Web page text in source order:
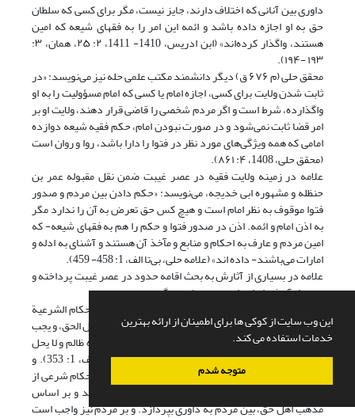
این وب سایت از کوکی ها برای اطمینان از ارائه بهترین
خدمات استفاده می کند.
متوجه شدم
داوری بین آنانی که اختلاف دارند، جایز نیست، مگر برای کسی که سلطان
حق به او اجازه داده باشد و ائمه این امر را به فقهای شیعه که امین
هستند، واگذار کرده‌اند» (ابن ادریس، 1410- 1411، ۲: ۲۵، همان، ۳:
۱۹۳ -۱۹۴).
محقق حلی (م ۶۷۶ ق) دیگر دانشمند مکتب علمی حله نیز می‌نویسد: «در
ثابت شدن ولایت برای کسی، اجازه امام یا کسی که امام مسؤولیت را به او
واگذارده، شرط است و اگر مردم شخصی را قاضی قرار دهند، ولایت او بر
امر قضا ثابت نمی‌شود و در صورت نبودن امام، حکم فقیه شیعه دوازده
امامی که همه ویژگی‌های مورد نظر در فتوا را دارا باشد، روا و روان است
(محقق حلی، 1408، ۴: ۸۶۱).
علامه در زمینه ولایت فقیه در عصر غیبت ضمن نقل مقبوله عمر بن
حنظله و مشهوره ابی خدیجه، می‌نویسد: «حکم دادن بین مردم و صدور
فتوا موقوف به نظر امام است و هیچ کس حق تعرض به آن را ندارد مگر
به اذن امام و ائمه. اذن در صدور فتوا و حکم را هم به فقهای شیعه- که
امین مردم و عارف به احکام و منابع و مآخذ آن هستند و آشنای به ادله و
امارات می‌باشند- داده اند» (علامه حلی، بی‌تا الف، 1: 458- 459).
علامه در بسیاری از آثارش به بحث اقامه حدود در عصر غیبت پرداخته و
به جواز آن فتوا داده است. در جایی می‌گوید:
«و للفقیه الجامع لشرایط الافتاء- و هی العدالة و المعرفة بالأحکام الشرعیة
عن أدلتها التفصیلیة- اقامتها و الحکم بین الناس بمذهب اهل الحق، و یجب
علی الناس مساعدته علی ذلک و الترافع الیه، و المؤثر لغیره ظالم و لا یحل
الحکم و الافتاء لغیر الجامع للشرائط» (علامه حلی، 1410 الف، 1: 353). و
فقیهی که واجد شرایط افتا است- یعنی عدالت، و شناخت احکام شرعی از
طریق ادله تفصیلی آن- می‌تواند به اقامه حدود اقدام کند و بر اساس
مذهب اهل حق، بین مردم به داوری بپردازد. و بر مردم نیز واجب است